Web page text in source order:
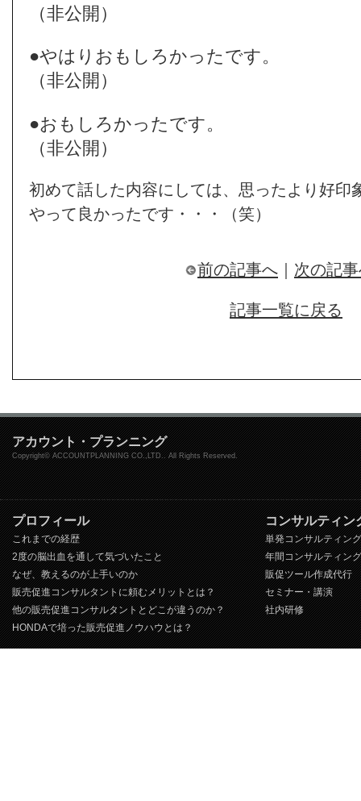
（非公開）
●やはりおもしろかったです。
（非公開）
●おもしろかったです。
（非公開）
初めて話した内容にしては、思ったより好印
やって良かったです・・・（笑）
前の記事へ 次の記
記事一覧に戻る
アカウント・プランニング
Copyright© ACCOUNTPLANNING CO.,LTD.. All Rights Reserved.
プロフィール
これまでの経歴
2度の脳出血を通して気づいたこと
なぜ、教えるのが上手いのか
販売促進コンサルタントに頼むメリットとは？
他の販売促進コンサルタントとどこが違うのか？
HONDAで培った販売促進ノウハウとは？
コンサルティン
単発コンサルティング
年間コンサルティング
販促ツール作成代行
セミナー・講演
社内研修